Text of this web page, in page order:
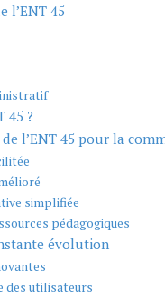
l’ENT 45
45 ?
l’ENT 45 pour la
simplifiée
pédagogiques
évolution
des utilisateurs